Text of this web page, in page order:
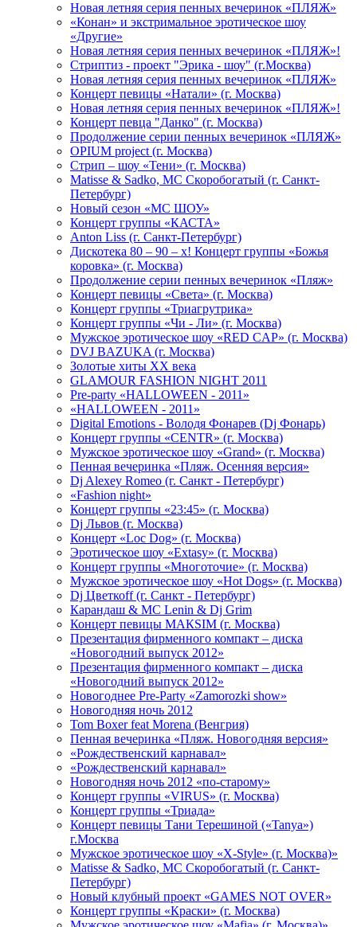
Новая летняя серия пенных вечеринок «ПЛЯЖ»
«Конан» и экстримальное эротическое шоу
«Другие»
Новая летняя серия пенных вечеринок «ПЛЯЖ»!
Стриптиз - проект "Эрика - шоу" (г.Москва)
Новая летняя серия пенных вечеринок «ПЛЯЖ»
Концерт певицы «Натали» (г. Москва)
Новая летняя серия пенных вечеринок «ПЛЯЖ»!
Концерт певца "Данко" (г. Москва)
Продолжение серии пенных вечеринок «ПЛЯЖ»
OPIUM project (г. Москва)
Стрип – шоу «Тени» (г. Москва)
Matissе & Sadko, MC Скоробогатый (г. Санкт-
Петербург)
Новый сезон «МС ШОУ»
Концерт группы «КАСТА»
Anton Liss (г. Санкт-Петербург)
Дискотека 80 – 90 – х! Концерт группы «Божья
коровка» (г. Москва)
Продолжение серии пенных вечеринок «Пляж»
Концерт певицы «Света» (г. Москва)
Концерт группы «Триагрутрика»
Концерт группы «Чи - Ли» (г. Москва)
Мужское эротическое шоу «RED CAP» (г. Москва)
DVJ BAZUKA (г. Москва)
Золотые хиты XX века
GLAMOUR FASHION NIGHT 2011
Pre-party «HALLOWEEN - 2011»
«HALLOWEEN - 2011»
Digital Emotions - Володя Фонарев (Dj Фонарь)
Концерт группы «CENTR» (г. Москва)
Мужское эротическое шоу «Grand» (г. Москва)
Пенная вечеринка «Пляж. Осенняя версия»
Dj Alexey Romeo (г. Санкт - Петербург)
«Fashion night»
Концерт группы «23:45» (г. Москва)
Dj Львов (г. Москва)
Концерт «Loc Dog» (г. Москва)
Эротическое шоу «Extasy» (г. Москва)
Концерт группы «Многоточие» (г. Москва)
Мужское эротическое шоу «Hot Dogs» (г. Москва)
Dj Цветкоff (г. Санкт - Петербург)
Карандаш & МС Lenin & Dj Grim
Концерт певицы МАКSIМ (г. Москва)
Презентация фирменного компакт – диска
«Новогодний выпуск 2012»
Презентация фирменного компакт – диска
«Новогодний выпуск 2012»
Новогоднее Pre-Party «Zamorozki show»
Новогодняя ночь 2012
Tom Boxer feat Morena (Венгрия)
Пенная вечеринка «Пляж. Новогодняя версия»
«Рождественский карнавал»
«Рождественский карнавал»
Новогодняя ночь 2012 «по-старому»
Концерт группы «VIRUS» (г. Москва)
Концерт группы «Триада»
Концерт певицы Тани Терешиной («Tanya»)
г.Москва
Мужское эротическое шоу «X-Style» (г. Москва)»
Matissе & Sadko, MC Скоробогатый (г. Санкт-
Петербург)
Новый клубный проект «GAMES NOT OVER»
Концерт группы «Краски» (г. Москва)